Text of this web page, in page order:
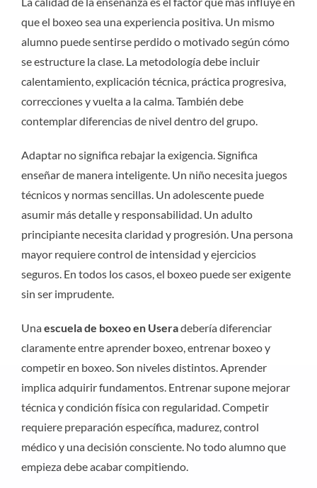
que el boxeo sea una experiencia positiva. Un mismo
alumno puede sentirse perdido o motivado según cómo
se estructure la clase. La metodología debe incluir
calentamiento, explicación técnica, práctica progresiva,
correcciones y vuelta a la calma. También debe
contemplar diferencias de nivel dentro del grupo.
Adaptar no significa rebajar la exigencia. Significa
enseñar de manera inteligente. Un niño necesita juegos
técnicos y normas sencillas. Un adolescente puede
asumir más detalle y responsabilidad. Un adulto
principiante necesita claridad y progresión. Una persona
mayor requiere control de intensidad y ejercicios
seguros. En todos los casos, el boxeo puede ser exigente
sin ser imprudente.
Unaescuela de boxeo en Useradebería diferenciar
claramente entre aprender boxeo, entrenar boxeo y
competir en boxeo. Son niveles distintos. Aprender
implica adquirir fundamentos. Entrenar supone mejorar
técnica y condición física con regularidad. Competir
requiere preparación específica, madurez, control
médico y una decisión consciente. No todo alumno que
empieza debe acabar compitiendo.